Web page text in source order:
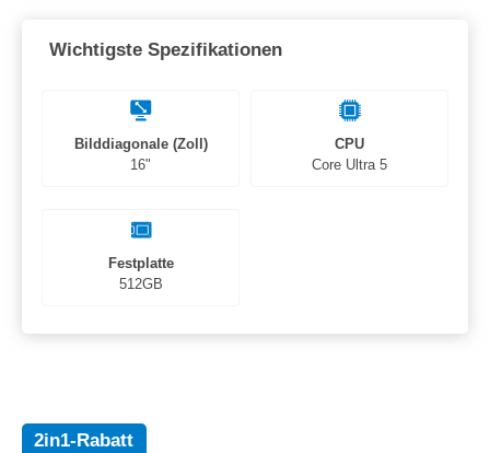
Wichtigste Spezifikationen
Bilddiagonale (Zoll)
16"
CPU
Core Ultra 5
Festplatte
512GB
2in1-Rabatt